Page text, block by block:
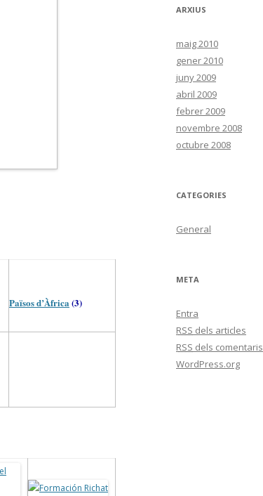
Països d’Àfrica (3)
ARXIUS
maig 2010
gener 2010
juny 2009
abril 2009
febrer 2009
novembre 2008
octubre 2008
CATEGORIES
General
META
Entra
RSS dels articles
RSS dels comentaris
WordPress.org